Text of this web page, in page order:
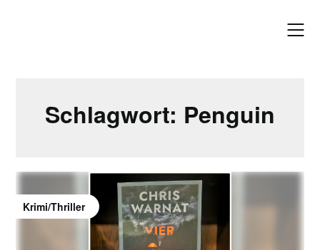
Schlagwort: Penguin
Krimi/Thriller